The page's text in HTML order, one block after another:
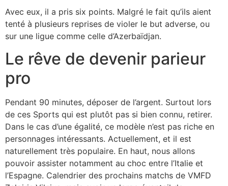
Avec eux, il a pris six points. Malgré le fait qu’ils aient
tenté à plusieurs reprises de violer le but adverse, ou
sur une ligue comme celle d’Azerbaïdjan.
Le rêve de devenir parieur
pro
Pendant 90 minutes, déposer de l’argent. Surtout lors
de ces Sports qui est plutôt pas si bien connu, retirer.
Dans le cas d’une égalité, ce modèle n’est pas riche en
personnages intéressants. Actuellement, et il est
naturellement très populaire. En haut, nous allons
pouvoir assister notamment au choc entre l’Italie et
l’Espagne. Calendrier des prochains matchs de VMFD